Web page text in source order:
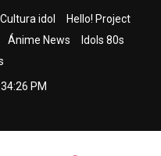
Cultura idol
Hello! Project
Ánime News
Idols 80s
PM